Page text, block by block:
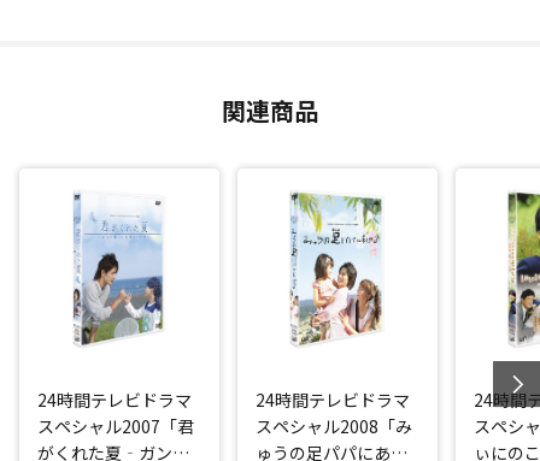
関連商品
24時間テレビドラマ
スペシャル2007「君
がくれた夏‐ガンと
24時間テレビドラマ
スペシャル2008「み
ゅうの足パパにあげ
24時間
スペシ
ぃにの